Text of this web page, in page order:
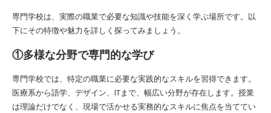
専門学校は、実際の職業で必要な知識や技能を深く学ぶ場所です。以
下にその特徴や魅力を詳しく探ってみましょう。
①多様な分野で専門的な学び
専門学校では、特定の職業に必要な実践的なスキルを習得できます。
医療系から語学、デザイン、ITまで、幅広い分野が存在します。授業
は理論だけでなく、現場で活かせる実務的なスキルに焦点を当ててい